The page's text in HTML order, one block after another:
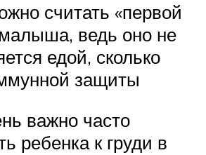
считать «первой
ведь оно не
едой, сколько
защиты
важно часто
ребенка к груди в